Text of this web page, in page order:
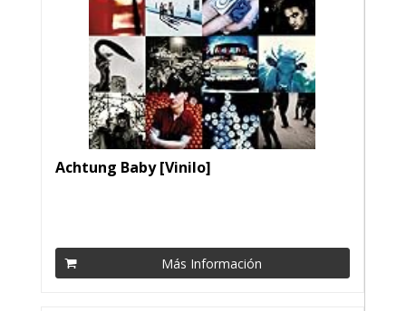
Achtung Baby [Vinilo]
Más Información